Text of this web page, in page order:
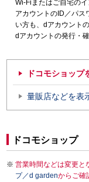
Wi-Fiまたはご自宅の
アカウントのID／パス
い方も、dアカウント
dアカウントの発行・
ドコモショップ
量販店などを表
ドコモショップ
営業時間などは変更と
プ／d gardenからご確